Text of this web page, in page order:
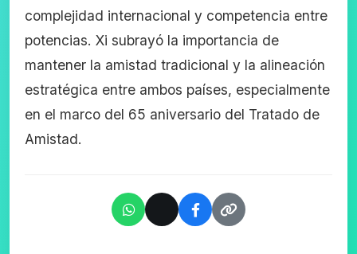
complejidad internacional y competencia entre
potencias. Xi subrayó la importancia de
mantener la amistad tradicional y la alineación
estratégica entre ambos países, especialmente
en el marco del 65 aniversario del Tratado de
Amistad.